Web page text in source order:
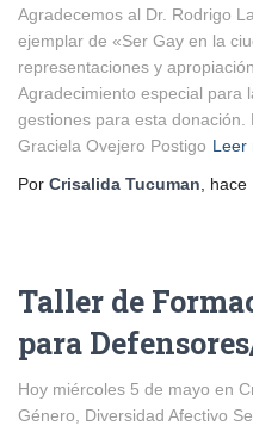
Agradecemos al Dr. Rodrigo
ejemplar de «Ser Gay en la
representaciones y
Agradecimiento especial para
gestiones para esta
Graciela Ovejero Postigo Leer
Por Crisalida Tucuman , hace
Taller de
para
Hoy miércoles 5 de mayo en
Género, Diversidad Afectivo